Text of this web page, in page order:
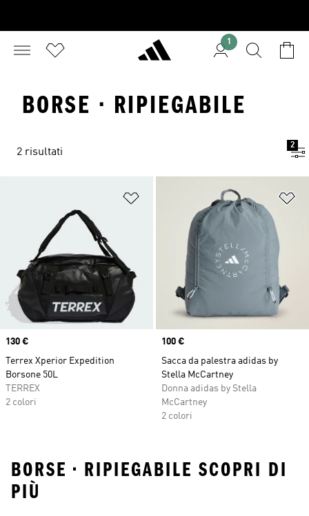
1
BORSE · RIPIEGABILE
2 risultati
2
Aggiungi alla lista dei desideri
Price
130 €
Terrex Xperior Expedition
Borsone 50L
TERREX
2 colori
Price
100 €
Sacca da palestra adidas by
Stella McCartney
Donna adidas by Stella
McCartney
2 colori
BORSE • RIPIEGABILE SCOPRI DI
PIÙ